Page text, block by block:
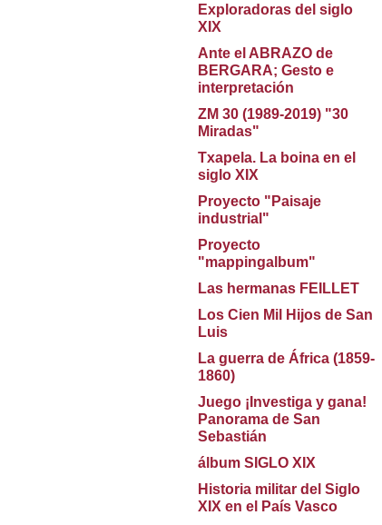
Exploradoras del siglo
XIX
Ante el ABRAZO de
BERGARA; Gesto e
interpretación
ZM 30 (1989-2019) "30
Miradas"
Txapela. La boina en el
siglo XIX
Proyecto "Paisaje
industrial"
Proyecto
"mappingalbum"
Las hermanas FEILLET
Los Cien Mil Hijos de San
Luis
La guerra de África (1859-
1860)
Juego ¡Investiga y gana!
Panorama de San
Sebastián
álbum SIGLO XIX
Historia militar del Siglo
XIX en el País Vasco